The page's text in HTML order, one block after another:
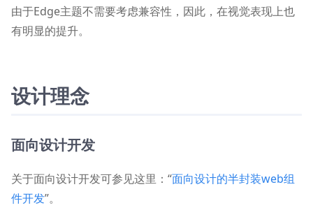
由于Edge主题不需要考虑兼容性，因此，在视觉表现上也
有明显的提升。
设计理念
面向设计开发
关于面向设计开发可参见这里：“面向设计的半封装web组
件开发”。